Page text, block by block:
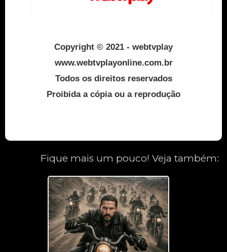
Copyright © 2021 - webtvplay
www.webtvplayonline.com.br
Todos os direitos reservados
Proibida a cópia ou a reprodução
Fique mais um pouco! Veja também: